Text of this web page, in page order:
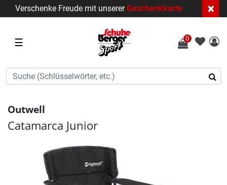
Verschenke Freude mit unsererGeschenkkarte ×
☰ 0
Outwell
Catamarca Junior